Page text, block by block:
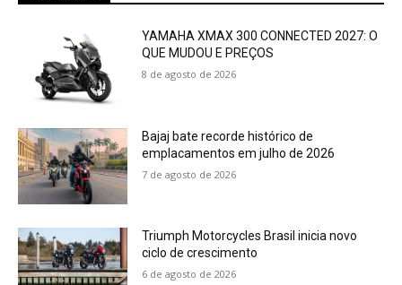
YAMAHA XMAX 300 CONNECTED 2027: O
QUE MUDOU E PREÇOS
8 de agosto de 2026
Bajaj bate recorde histórico de
emplacamentos em julho de 2026
7 de agosto de 2026
Triumph Motorcycles Brasil inicia novo
ciclo de crescimento
6 de agosto de 2026